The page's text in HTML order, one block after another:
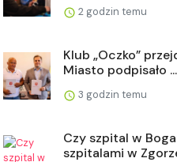
2 godzin temu
Klub „Oczko”
Miasto podpisało ...
3 godzin temu
Czy szpital w
szpitalami w